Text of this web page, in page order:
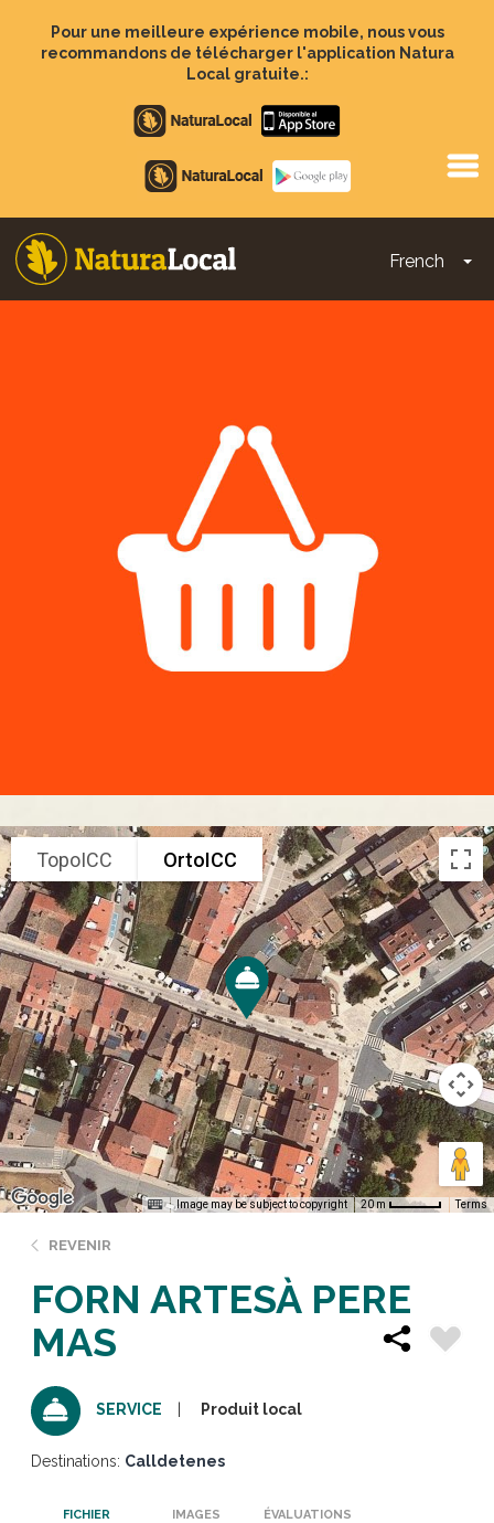
contenu
Pour une meilleure expérience mobile, nous vous
recommandons de télécharger l'application Natura
Local gratuite.:
Apple
store
Google
Play
French
Main
TopoICC OrtoICC
Image may be subject to copyright 20 m Terms
REVENIR
FORN ARTESÀ PERE
MAS
SERVICE Produit local
Destinations: Calldetenes
FICHIER IMAGES ÉVALUATIONS